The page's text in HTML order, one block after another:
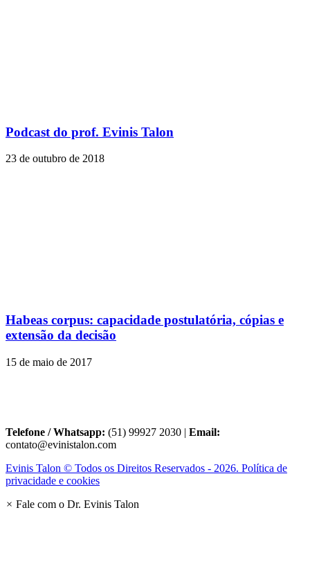
Podcast do prof. Evinis Talon
23 de outubro de 2018
Habeas corpus: capacidade postulatória, cópias e
extensão da decisão
15 de maio de 2017
Telefone / Whatsapp: (51) 99927 2030 | Email:
contato@evinistalon.com
Evinis Talon © Todos os Direitos Reservados - 2026. Política de
privacidade e cookies
× Fale com o Dr. Evinis Talon